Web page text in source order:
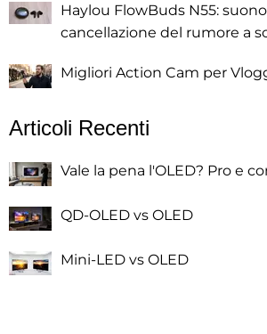
Haylou FlowBuds N55:
cancellazione del rumore a
Migliori Action Cam per
Articoli Recenti
Vale la pena l'OLED? Pro e
QD-OLED vs OLED
Mini-LED vs OLED